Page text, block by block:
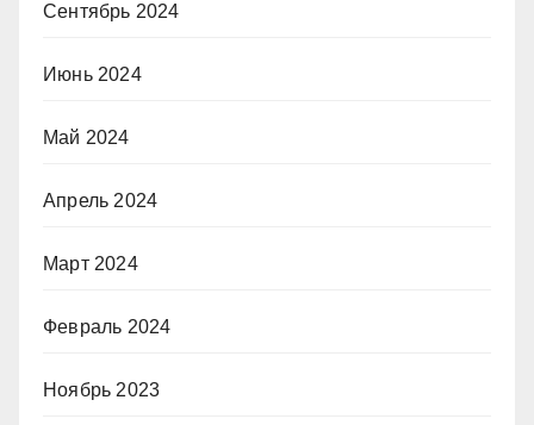
Сентябрь 2024
Июнь 2024
Май 2024
Апрель 2024
Март 2024
Февраль 2024
Ноябрь 2023